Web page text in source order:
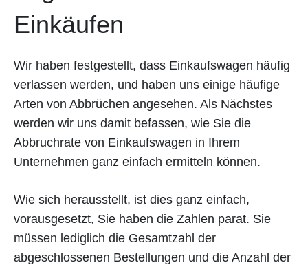
Einkäufen
Wir haben festgestellt, dass Einkaufswagen häufig
verlassen werden, und haben uns einige häufige
Arten von Abbrüchen angesehen. Als Nächstes
werden wir uns damit befassen, wie Sie die
Abbruchrate von Einkaufswagen in Ihrem
Unternehmen ganz einfach ermitteln können.
Wie sich herausstellt, ist dies ganz einfach,
vorausgesetzt, Sie haben die Zahlen parat. Sie
müssen lediglich die Gesamtzahl der
abgeschlossenen Bestellungen und die Anzahl der